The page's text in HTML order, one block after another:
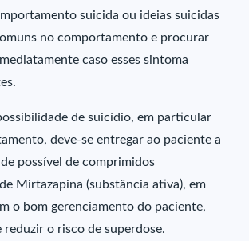
suicida ou ideias suicidas
no comportamento e procurar
caso esses sintoma
de suicídio, em particular
deve-se entregar ao paciente a
possível de comprimidos
Mirtazapina (substância ativa), em
o bom gerenciamento do paciente,
o risco de superdose.